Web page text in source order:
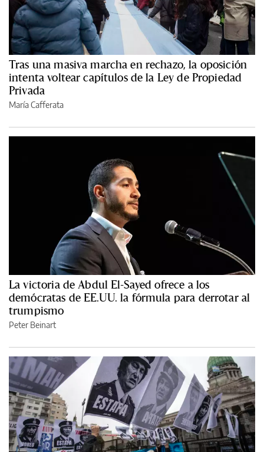
Tras una masiva marcha en rechazo, la oposición
intenta voltear capítulos de la Ley de Propiedad
Privada
María Cafferata
La victoria de Abdul El-Sayed ofrece a los
demócratas de EE.UU. la fórmula para derrotar al
trumpismo
Peter Beinart